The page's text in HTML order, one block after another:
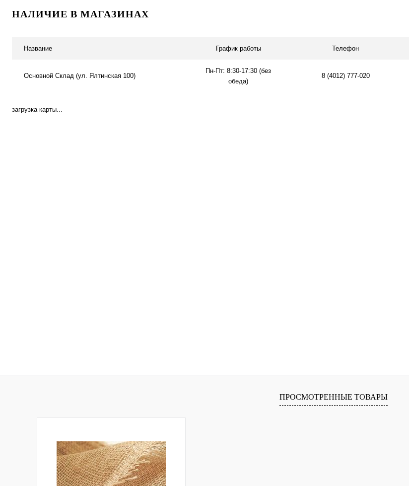
НАЛИЧИЕ В МАГАЗИНАХ
Название График работы Телефон
Основной Склад (ул. Ялтинская 100)
Пн-Пт: 8:30-17:30 (без
обеда)
8 (4012) 777-020
загрузка карты...
ПРОСМОТРЕННЫЕ ТОВАРЫ